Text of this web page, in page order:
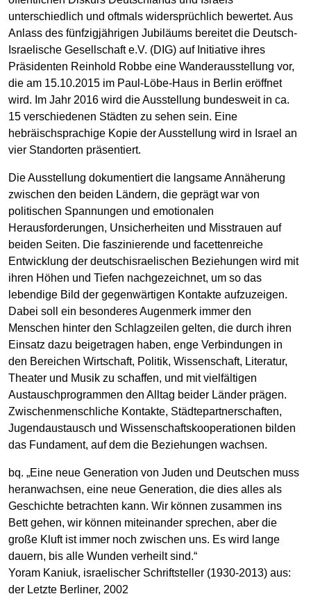
unterschiedlich und oftmals widersprüchlich bewertet. Aus
Anlass des fünfzigjährigen Jubiläums bereitet die Deutsch-
Israelische Gesellschaft e.V. (DIG) auf Initiative ihres
Präsidenten Reinhold Robbe eine Wanderausstellung vor,
die am 15.10.2015 im Paul-Löbe-Haus in Berlin eröffnet
wird. Im Jahr 2016 wird die Ausstellung bundesweit in ca.
15 verschiedenen Städten zu sehen sein. Eine
hebräischsprachige Kopie der Ausstellung wird in Israel an
vier Standorten präsentiert.
Die Ausstellung dokumentiert die langsame Annäherung
zwischen den beiden Ländern, die geprägt war von
politischen Spannungen und emotionalen
Herausforderungen, Unsicherheiten und Misstrauen auf
beiden Seiten. Die faszinierende und facettenreiche
Entwicklung der deutschisraelischen Beziehungen wird mit
ihren Höhen und Tiefen nachgezeichnet, um so das
lebendige Bild der gegenwärtigen Kontakte aufzuzeigen.
Dabei soll ein besonderes Augenmerk immer den
Menschen hinter den Schlagzeilen gelten, die durch ihren
Einsatz dazu beigetragen haben, enge Verbindungen in
den Bereichen Wirtschaft, Politik, Wissenschaft, Literatur,
Theater und Musik zu schaffen, und mit vielfältigen
Austauschprogrammen den Alltag beider Länder prägen.
Zwischenmenschliche Kontakte, Städtepartnerschaften,
Jugendaustausch und Wissenschaftskooperationen bilden
das Fundament, auf dem die Beziehungen wachsen.
bq. „Eine neue Generation von Juden und Deutschen muss
heranwachsen, eine neue Generation, die dies alles als
Geschichte betrachten kann. Wir können zusammen ins
Bett gehen, wir können miteinander sprechen, aber die
große Kluft ist immer noch zwischen uns. Es wird lange
dauern, bis alle Wunden verheilt sind.“
Yoram Kaniuk, israelischer Schriftsteller (1930-2013) aus:
der Letzte Berliner, 2002